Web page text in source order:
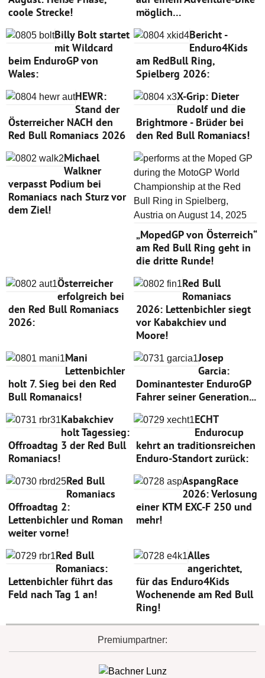
coole Strecke!
möglich…
Billy Bolt startet
mit Wildcard
beim EnduroGP von
Wales:
Bericht -
Enduro4Kids
am RedBull Ring,
Spielberg 2026:
HEWR:
Stand der
Österreicher NACH den
Red Bull Romaniacs 2026
X-Grip: Dieter
Rudolf und die
Brightmore - Brüder bei
den Red Bull Romaniacs!
Michael
Walkner
verpasst Podium bei
Romaniacs nach Sturz vor
dem Ziel!
„MopedGP von Österreich“
am Red Bull Ring geht in
die dritte Runde!
Österreicher
erfolgreich bei
den Red Bull Romaniacs
2026:
Red Bull
Romaniacs
2026: Lettenbichler siegt
vor Kabakchiev und
Moore!
Mani
Lettenbichler
holt 7. Sieg bei den Red
Bull Romanaics!
Josep
Garcia:
Dominantester EnduroGP
Fahrer seiner Generation...
Kabakchiev
holt Tagessieg:
Offroadtag 3 der Red Bull
Romaniacs!
ECHT
Endurocup
kehrt an traditionsreichen
Enduro-Standort zurück:
Red Bull
Romaniacs
Offroadtag 2:
Lettenbichler und Roman
weiter vorne!
AspangRace
2026: Verlosung
einer KTM EXC-F 250 und
mehr!
Red Bull
Romaniacs:
Lettenbichler führt das
Feld nach Tag 1 an!
Alles
angerichtet,
für das Enduro4Kids
Wochenende am Red Bull
Ring!
Premiumpartner: